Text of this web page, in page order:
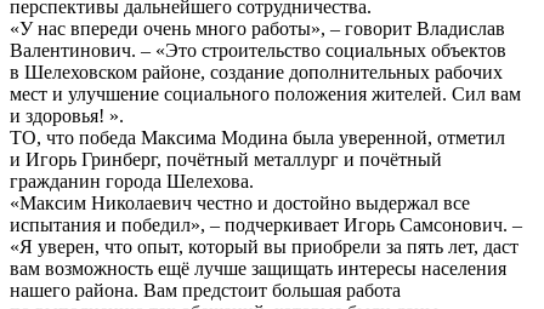
перспективы дальнейшего сотрудничества.
«У нас впереди очень много работы», – говорит Владислав
Валентинович. – «Это строительство социальных объектов
в Шелеховском районе, создание дополнительных рабочих
мест и улучшение социального положения жителей. Сил вам
и здоровья! ».
ТО, что победа Максима Модина была уверенной, отметил
и Игорь Гринберг, почётный металлург и почётный
гражданин города Шелехова.
«Максим Николаевич честно и достойно выдержал все
испытания и победил», – подчеркивает Игорь Самсонович. –
«Я уверен, что опыт, который вы приобрели за пять лет, даст
вам возможность ещё лучше защищать интересы населения
нашего района. Вам предстоит большая работа